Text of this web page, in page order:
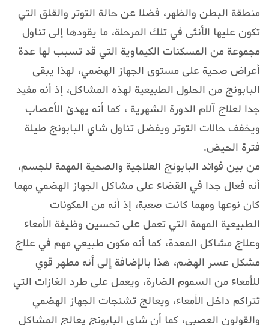
منطقة البطن والظهر، فضلا عن حالة التوتر والقلق التي
تكون عليها الأنثى في تلك المرحلة، ما يقودها إلى تناول
مجموعة من المسكنات الكيماوية التي قد تسبب لها عدة
أعراض صحية على مستوى الجهاز الهضمي، لهذا يبقى
البابونج من الحلول الطبيعية لهذه المشاكل، إذ أنه مفيد
جدا لعلاج آلام الدورة الشهرية ، كما أنه يهدئ الأعصاب
ويخفف حالات التوتر ويفضل تناول شاي البابونج طيلة
فترة الحيض.
من بين فوائد البابونج العلاجية والصحية المهمة للجسم،
أنه فعال جدا في القضاء على مشاكل الجهاز الهضمي مهما
كان نوعها ومهما كانت صعبة، إذ أنه من المكونات
الطبيعية المهمة التي تعمل على تحسين وظيفة الأمعاء
وعلاج مشاكل المعدة، كما أنه مكون طبيعي مهم في علاج
مشكل عسر الهضم، هذا بالإضافة إلى أنه مطهر قوي
للأمعاء من السموم الضارة، ويعمل على طرد الغازات التي
تتراكم داخل الأمعاء، ويعالج تشنجات الجهاز الهضمي
والقولون العصبي، كما أن شاي البابونج يعالج المشاكل